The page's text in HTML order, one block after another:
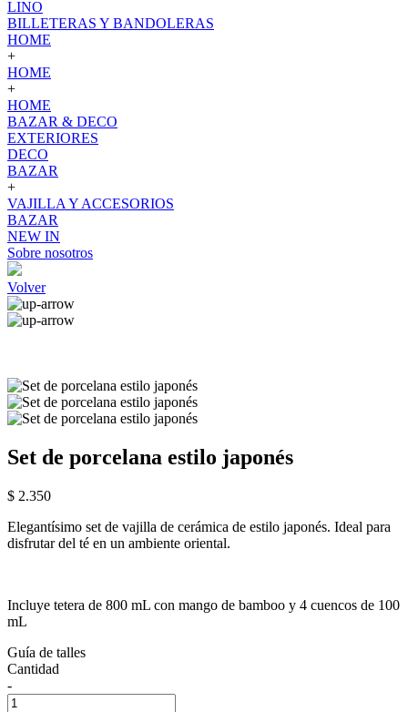
LINO
BILLETERAS Y BANDOLERAS
HOME
+
HOME
+
HOME
BAZAR & DECO
EXTERIORES
DECO
BAZAR
+
VAJILLA Y ACCESORIOS
BAZAR
NEW IN
Sobre nosotros
Volver
Set de porcelana estilo japonés
$ 2.350
Elegantísimo set de vajilla de cerámica de estilo japonés. Ideal para
disfrutar del té en un ambiente oriental.
Incluye tetera de 800 mL con mango de bamboo y 4 cuencos de 100
mL
Guía de talles
Cantidad
-